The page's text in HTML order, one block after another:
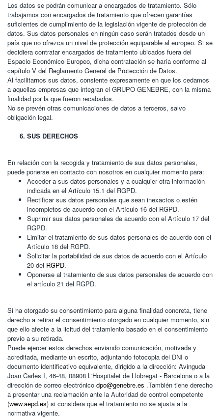
Los datos se podrán comunicar a encargados de tratamiento. Sólo
trabajamos con encargados de tratamiento que ofrecen garantías
suficientes de cumplimiento de la legislación vigente de protección de
datos. Sus datos personales en ningún caso serán tratados desde un
país que no ofrezca un nivel de protección equiparable al europeo. Si se
decidiera contratar encargados de tratamiento ubicados fuera del
Espacio Económico Europeo, dicha contratación se haría conforme al
capítulo V del Reglamento General de Protección de Datos.
Al facilitarnos sus datos, consiente expresamente en que los cedamos
a aquellas empresas que integran el GRUPO GENEBRE, con la misma
finalidad por la que fueron recabados.
No se prevén otras comunicaciones de datos a terceros, salvo
obligación legal.
SUS DERECHOS
En relación con la recogida y tratamiento de sus datos personales,
puede ponerse en contacto con nosotros en cualquier momento para:
Acceder a sus datos personales y a cualquier otra información
indicada en el Artículo 15.1 del RGPD.
Rectificar sus datos personales que sean inexactos o estén
incompletos de acuerdo con el Artículo 16 del RGPD.
Suprimir sus datos personales de acuerdo con el Artículo 17 del
RGPD.
Limitar el tratamiento de sus datos personales de acuerdo con el
Artículo 18 del RGPD.
Solicitar la portabilidad de sus datos de acuerdo con el Artículo
20 del RGPD.
Oponerse al tratamiento de sus datos personales de acuerdo con
el artículo 21 del RGPD.
Si ha otorgado su consentimiento para alguna finalidad concreta, tiene
derecho a retirar el consentimiento otorgado en cualquier momento, sin
que ello afecte a la licitud del tratamiento basado en el consentimiento
previo a su retirada.
Puede ejercer estos derechos enviando comunicación, motivada y
acreditada, mediante un escrito, adjuntando fotocopia del DNI o
documento identificativo equivalente, dirigido a la dirección: Avinguda
Joan Carles I, 46-48, 08908 L'Hospitalet de Llobregat - Barcelona o a la
dirección de correo electrónico dpo@genebre.es .También tiene derecho
a presentar una reclamación ante la Autoridad de control competente
(www.aepd.es) si considera que el tratamiento no se ajusta a la
normativa vigente.